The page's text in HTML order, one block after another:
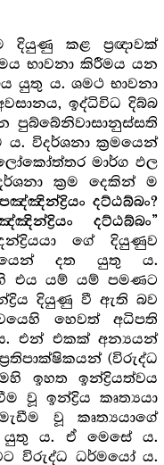
දියුණු කළ ප්‍ර‍ඥාවක්
භාවනා කිරීමය යන
යුතු ය. ශමථ භාවනා
ඉද්ධිවිධ දිබ්බ
පුබ්බේනිවාසානුස්සති
විදර්ශනා ක්‍ර‍මයෙන්
මාර්ග ඵල
ක්‍ර‍ම දෙකින් ම
දට්ඨබ්බං?
දට්ඨබ්බං”
ගේ දියුණුව
දත යුතු ය.
එය යම් යම් පමණට
දියුණු වී ඇති බව
හෙවත් අධිපති
එන් එකක් අන්‍යයන්
(විරුද්ධ
ඉහත ඉන්ද්‍රියත්වය
වූ ඉන්ද්‍රිය කෘත්‍යයා
වූ කෘත්‍යයාගේ
යුතු ය. ඒ මෙසේ ය.
විරුද්ධ ධර්මයෝ ය.